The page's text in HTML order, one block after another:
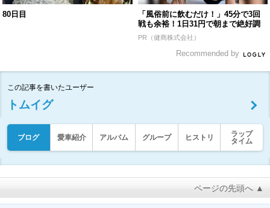
80日目
「風俗前に飲むだけ！」45分で3回
戦も余裕！1日31円で朝まで絶好調
PR（健商株式会社）
Recommended by
この記事を書いたユーザー
トムイグ
ブログ 愛車紹介 アルバム グループ ヒストリ
ラップ
タイム
ページの先頭へ ▲